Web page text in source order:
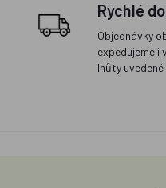
Rychlé
Objednávky
expedujeme i
lhůty